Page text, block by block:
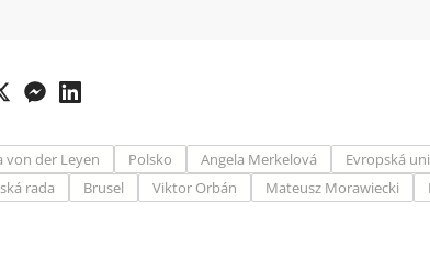
von der Leyen Polsko Angela Merkelová Evropská
rada
Brusel Viktor Orbán Mateusz Morawiecki